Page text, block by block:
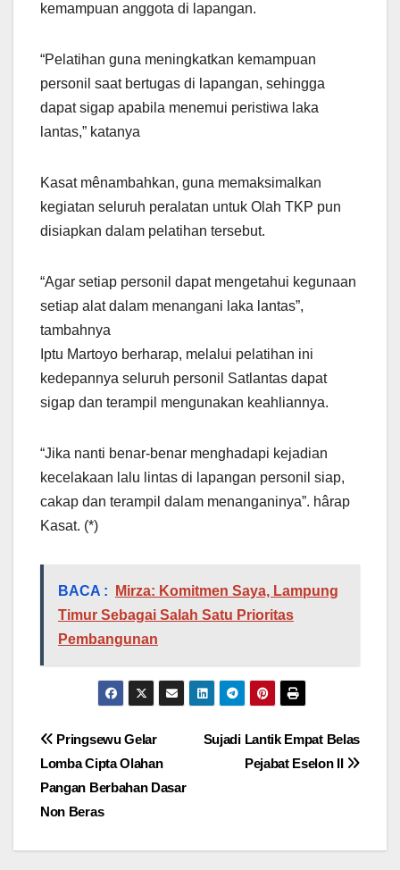
kemampuan anggota di lapangan.
“Pelatihan guna meningkatkan kemampuan
personil saat bertugas di lapangan, sehingga
dapat sigap apabila menemui peristiwa laka
lantas,” katanya
Kasat mênambahkan, guna memaksimalkan
kegiatan seluruh peralatan untuk Olah TKP pun
disiapkan dalam pelatihan tersebut.
“Agar setiap personil dapat mengetahui kegunaan
setiap alat dalam menangani laka lantas”,
tambahnya
Iptu Martoyo berharap, melalui pelatihan ini
kedepannya seluruh personil Satlantas dapat
sigap dan terampil mengunakan keahliannya.
“Jika nanti benar-benar menghadapi kejadian
kecelakaan lalu lintas di lapangan personil siap,
cakap dan terampil dalam menanganinya”. hârap
Kasat. (*)
BACA :
Mirza: Komitmen Saya, Lampung
Timur Sebagai Salah Satu Prioritas
Pembangunan
Navigasi
pos
Sujadi Lantik Empat Belas
Pejabat Eselon II
Pringsewu Gelar
Lomba Cipta Olahan
Pangan Berbahan Dasar
Non Beras